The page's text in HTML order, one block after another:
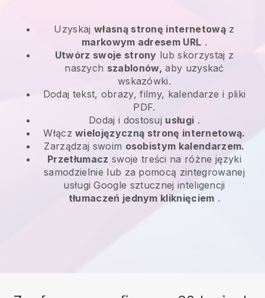
Uzyskaj własną stronę internetowąz
markowym adresem URL .
Utwórz swoje strony lub skorzystaj z
naszych szablonów, aby uzyskać
wskazówki.
Dodaj tekst, obrazy, filmy, kalendarze i pliki
PDF.
Dodaj i dostosuj usługi .
Włączwielojęzyczną stronę internetową.
Zarządzaj swoim osobistym kalendarzem.
Przetłumacz swoje treści na różne języki
samodzielnie lub za pomocą zintegrowanej
usługi Google sztucznej inteligencji
tłumaczeń jednym kliknięciem .